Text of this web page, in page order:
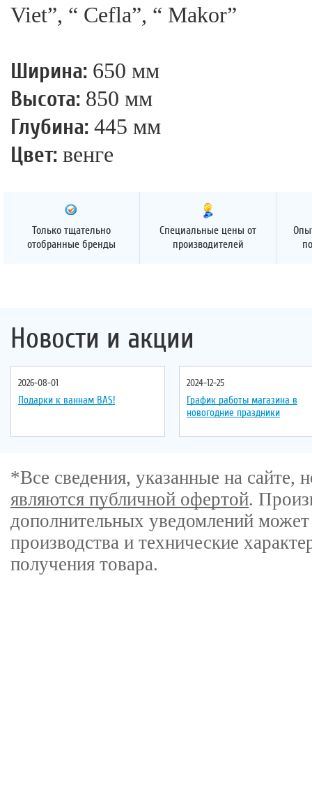
Viet”, “ Сefla”, “ Makor”
Ширина: 650 мм
Высота: 850 мм
Глубина: 445 мм
Цвет: венге
Только тщательно
отобранные бренды
Специальные цены от
производителей
Новости и акции
2026-08-01
Подарки к ваннам BAS!
2024-12-25
График работы магазина в
новогодние праздники
*Все сведения, указанные на
являются публичной офертой.
дополнительных уведомлений
производства и технические
получения товара.